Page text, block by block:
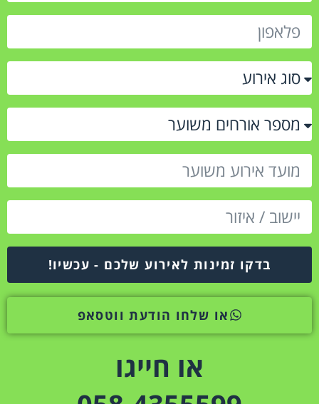
בדקו זמינות לאירוע שלכם - עכשיו!
או שלחו הודעת ווטסאפ
או חייגו